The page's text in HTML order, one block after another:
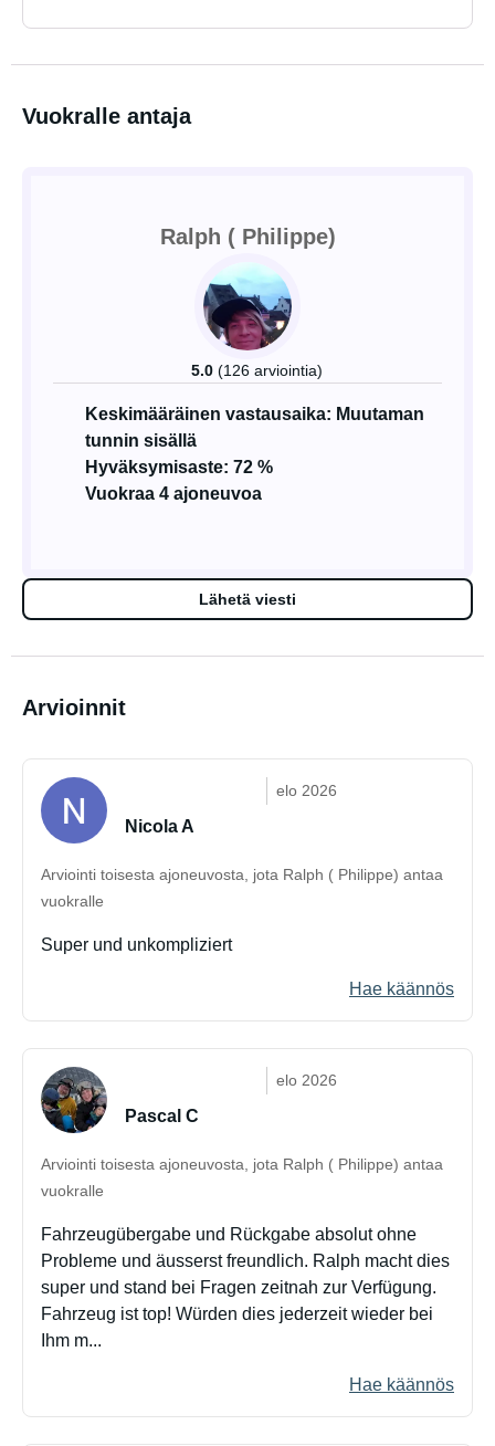
Vuokralle antaja
Ralph ( Philippe)
5.0 (126 arviointia)
Keskimääräinen vastausaika: Muutaman
tunnin sisällä
Hyväksymisaste: 72 %
Vuokraa 4 ajoneuvoa
Lähetä viesti
Arvioinnit
elo 2026
Nicola A
Arviointi toisesta ajoneuvosta, jota Ralph ( Philippe) antaa
vuokralle
Super und unkompliziert
Hae käännös
elo 2026
Pascal C
Arviointi toisesta ajoneuvosta, jota Ralph ( Philippe) antaa
vuokralle
Fahrzeugübergabe und Rückgabe absolut ohne
Probleme und äusserst freundlich. Ralph macht dies
super und stand bei Fragen zeitnah zur Verfügung.
Fahrzeug ist top! Würden dies jederzeit wieder bei
Ihm m...
Hae käännös